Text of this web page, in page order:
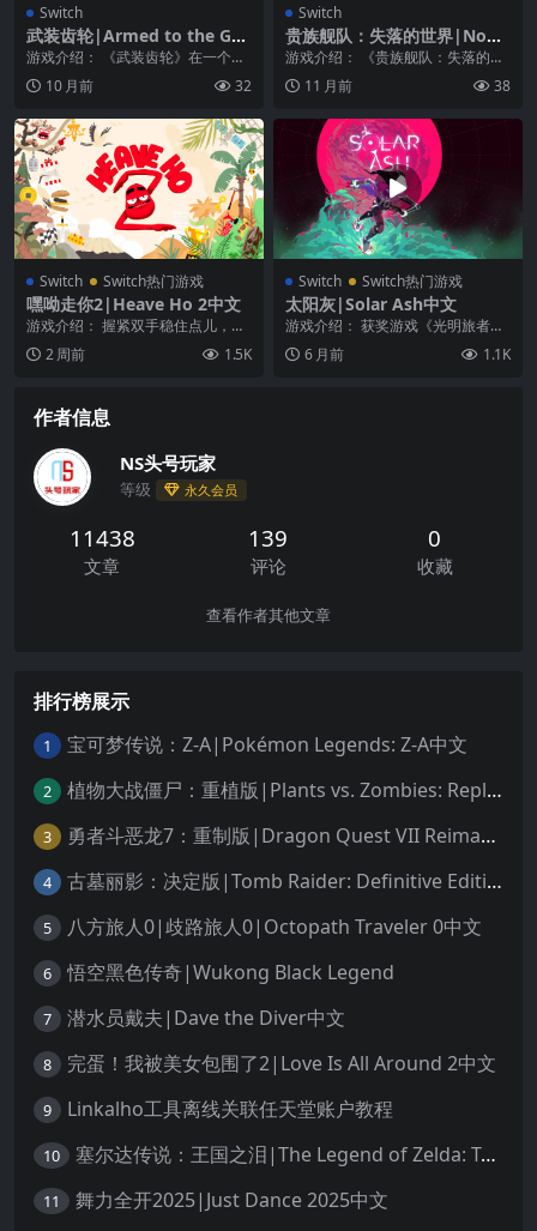
Switch
武装齿轮|Armed to the Gea
rs
游戏介绍： 《武装齿轮》在一个极
权主义政权统治世界并奴役数十亿
人的反乌托邦未来，...
10 月前 32
Switch
贵族舰队：失落的世界|Nobl
e Armada: Lost Worlds
游戏介绍： 《贵族舰队：失落的世
界》一款可模仿的实时战略PC标题
基于高尚舰队微型...
11 月前 38
Switch Switch热门游戏
嘿呦走你2|Heave Ho 2中文
游戏介绍： 握紧双手稳住点儿，
《Heave Ho 2》来咯！这款疯狂依
旧的 2-...
2 周前 1.5K
Switch Switch热门游戏
太阳灰|Solar Ash中文
游戏介绍： 获奖游戏《光明旅者》
(Hyper Light Drifter) 的制...
6 月前 1.1K
作者信息
NS头号玩家
等级 永久会员
11438
文章
139
评论
0
收藏
查看作者其他文章
排行榜展示
1 宝可梦传说：Z-A|Pokémon Legends: Z-A中文
2 植物大战僵尸：重植版|Plants vs. Zombies: Replanted中文
3 勇者斗恶龙7：重制版|Dragon Quest VII Reimagined中文
4 古墓丽影：决定版|Tomb Raider: Definitive Edition中文
5 八方旅人0|歧路旅人0|Octopath Traveler 0中文
6 悟空黑色传奇|Wukong Black Legend
7 潜水员戴夫|Dave the Diver中文
8 完蛋！我被美女包围了2|Love Is All Around 2中文
9 Linkalho工具离线关联任天堂账户教程
10 塞尔达传说：王国之泪|The Legend of Zelda: Tears of the Kingdom中文
11 舞力全开2025|Just Dance 2025中文